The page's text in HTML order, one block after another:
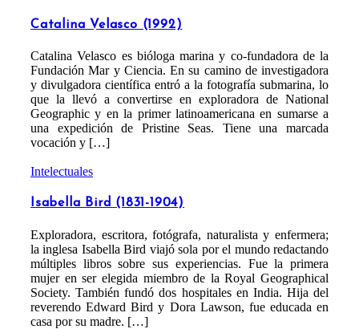
Catalina Velasco (1992)
Catalina Velasco es bióloga marina y co-fundadora de la
Fundación Mar y Ciencia. En su camino de investigadora
y divulgadora científica entró a la fotografía submarina, lo
que la llevó a convertirse en exploradora de National
Geographic y en la primer latinoamericana en sumarse a
una expedición de Pristine Seas. Tiene una marcada
vocación y […]
Intelectuales
Isabella Bird (1831-1904)
Exploradora, escritora, fotógrafa, naturalista y enfermera;
la inglesa Isabella Bird viajó sola por el mundo redactando
múltiples libros sobre sus experiencias. Fue la primera
mujer en ser elegida miembro de la Royal Geographical
Society. También fundó dos hospitales en India. Hija del
reverendo Edward Bird y Dora Lawson, fue educada en
casa por su madre. […]